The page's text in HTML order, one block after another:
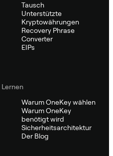
Tausch
Unterstützte
Kryptowährungen
Recovery Phrase
Converter
EIPs
Lernen
Warum OneKey wählen
Warum OneKey
benötigt wird
Sicherheitsarchitektur
Der Blog